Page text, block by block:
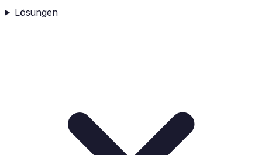
Lösungen